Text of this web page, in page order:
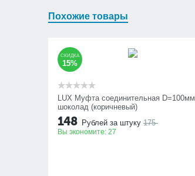
Похожие товары
СКИДКА
15%
LUX Муфта соединительная D=100мм
шоколад (коричневый)
148 Рублей за штуку 175
Вы экономите: 27